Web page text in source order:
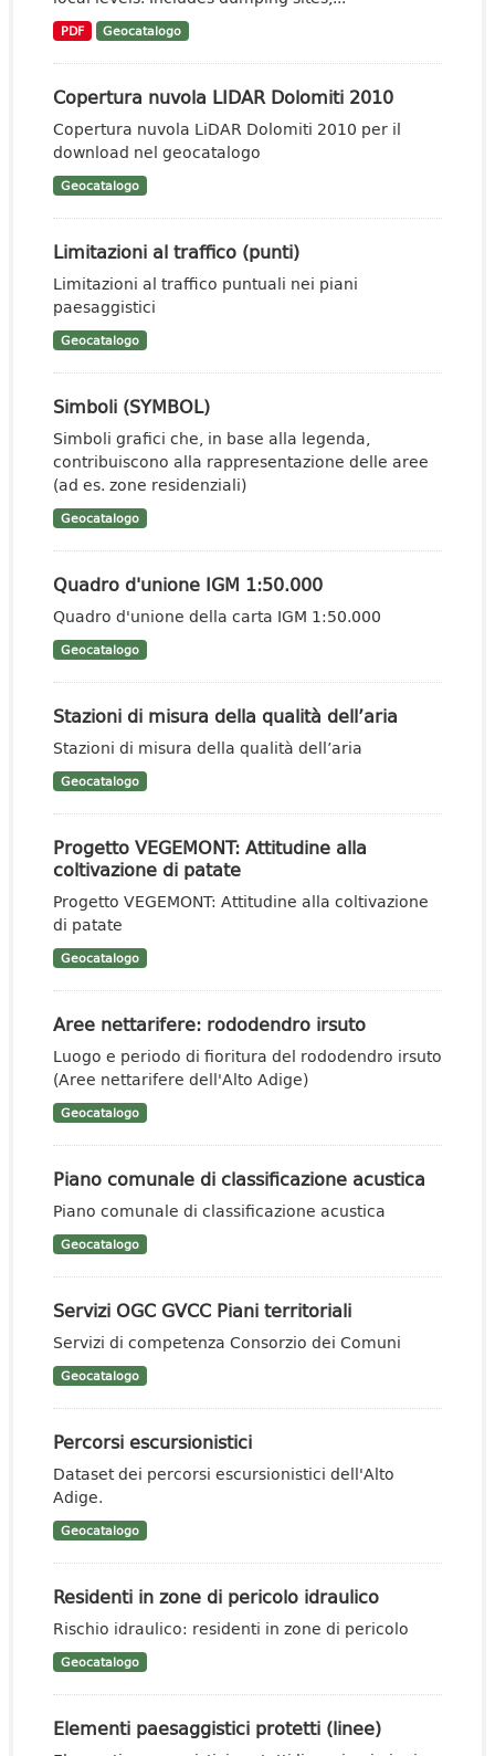
PDF Geocatalogo
Copertura nuvola LIDAR Dolomiti 2010
Copertura nuvola LiDAR Dolomiti 2010 per il
download nel geocatalogo
Geocatalogo
Limitazioni al traffico (punti)
Limitazioni al traffico puntuali nei piani
paesaggistici
Geocatalogo
Simboli (SYMBOL)
Simboli grafici che, in base alla legenda,
contribuiscono alla rappresentazione delle aree
(ad es. zone residenziali)
Geocatalogo
Quadro d'unione IGM 1:50.000
Quadro d'unione della carta IGM 1:50.000
Geocatalogo
Stazioni di misura della qualità dell’aria
Stazioni di misura della qualità dell’aria
Geocatalogo
Progetto VEGEMONT: Attitudine alla
coltivazione di patate
Progetto VEGEMONT: Attitudine alla coltivazione
di patate
Geocatalogo
Aree nettarifere: rododendro irsuto
Luogo e periodo di fioritura del rododendro irsuto
(Aree nettarifere dell'Alto Adige)
Geocatalogo
Piano comunale di classificazione acustica
Piano comunale di classificazione acustica
Geocatalogo
Servizi OGC GVCC Piani territoriali
Servizi di competenza Consorzio dei Comuni
Geocatalogo
Percorsi escursionistici
Dataset dei percorsi escursionistici dell'Alto
Adige.
Geocatalogo
Residenti in zone di pericolo idraulico
Rischio idraulico: residenti in zone di pericolo
Geocatalogo
Elementi paesaggistici protetti (linee)